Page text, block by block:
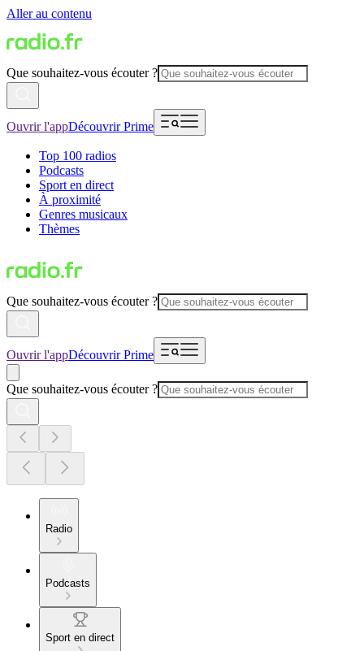
Aller au contenu
Que souhaitez-vous écouter ?
Ouvrir l'appDécouvrir Prime
Top 100 radios
Podcasts
Sport en direct
À proximité
Genres musicaux
Thèmes
Que souhaitez-vous écouter ?
Ouvrir l'appDécouvrir Prime
Que souhaitez-vous écouter ?
Radio
Podcasts
Sport en direct